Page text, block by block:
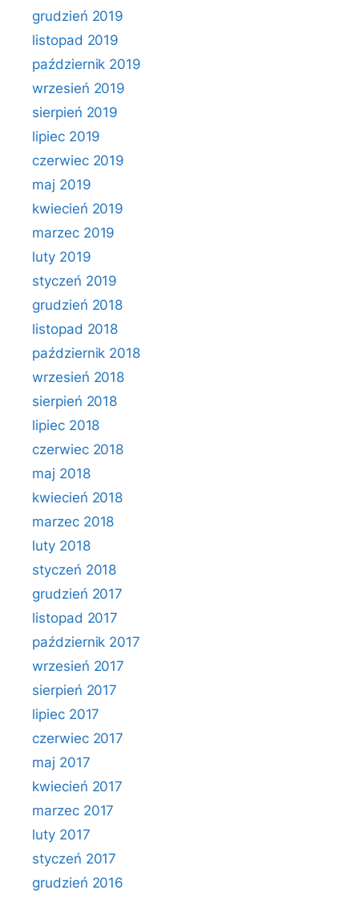
grudzień 2019
listopad 2019
październik 2019
wrzesień 2019
sierpień 2019
lipiec 2019
czerwiec 2019
maj 2019
kwiecień 2019
marzec 2019
luty 2019
styczeń 2019
grudzień 2018
listopad 2018
październik 2018
wrzesień 2018
sierpień 2018
lipiec 2018
czerwiec 2018
maj 2018
kwiecień 2018
marzec 2018
luty 2018
styczeń 2018
grudzień 2017
listopad 2017
październik 2017
wrzesień 2017
sierpień 2017
lipiec 2017
czerwiec 2017
maj 2017
kwiecień 2017
marzec 2017
luty 2017
styczeń 2017
grudzień 2016